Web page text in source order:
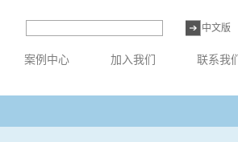
中文版
案例中心 加入我们 联系我们